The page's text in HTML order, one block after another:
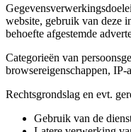
website, gebruik van deze
behoefte afgestemde
Categorieën van
browsereigenschappen,
Rechtsgrondslag en evt.
Gebruik van de